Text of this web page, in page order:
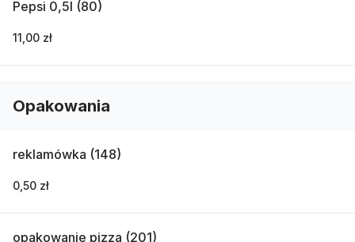
Pepsi 0,5l (80)
11,00 zł
Opakowania
reklamówka (148)
0,50 zł
opakowanie pizza (201)